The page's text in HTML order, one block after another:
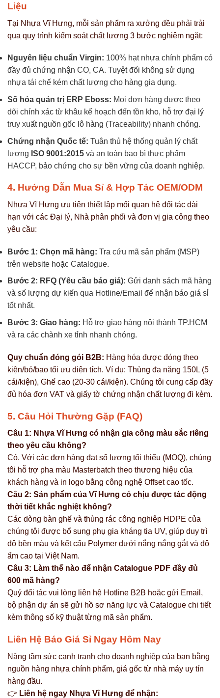
Liệu
Tại Nhựa Vĩ Hưng, mỗi sản phẩm ra xưởng đều phải trải
qua quy trình kiểm soát chất lượng 3 bước nghiêm ngặt:
Nguyên liệu chuẩn Virgin: 100% hạt nhựa chính phẩm có
đầy đủ chứng nhận CO, CA. Tuyệt đối không sử dụng
nhựa tái chế kém chất lượng cho hàng gia dụng.
Số hóa quản trị ERP Eboss: Mọi đơn hàng được theo
dõi chính xác từ khâu kế hoạch đến tồn kho, hỗ trợ đại lý
truy xuất nguồn gốc lô hàng (Traceability) nhanh chóng.
Chứng nhận Quốc tế: Tuân thủ hệ thống quản lý chất
lượng ISO 9001:2015 và an toàn bao bì thực phẩm
HACCP, bảo chứng cho sự bền vững của doanh nghiệp.
4. Hướng Dẫn Mua Sỉ & Hợp Tác OEM/ODM
Nhựa Vĩ Hưng ưu tiên thiết lập mối quan hệ đối tác dài
hạn với các Đại lý, Nhà phân phối và đơn vị gia công theo
yêu cầu:
Bước 1: Chọn mã hàng: Tra cứu mã sản phẩm (MSP)
trên website hoặc Catalogue.
Bước 2: RFQ (Yêu cầu báo giá): Gửi danh sách mã hàng
và số lượng dự kiến qua Hotline/Email để nhận báo giá sỉ
tốt nhất.
Bước 3: Giao hàng: Hỗ trợ giao hàng nội thành TP.HCM
và ra các chành xe tỉnh nhanh chóng.
Quy chuẩn đóng gói B2B: Hàng hóa được đóng theo
kiện/bó/bao tối ưu diện tích. Ví dụ: Thùng đa năng 150L (5
cái/kiện), Ghế cao (20-30 cái/kiện). Chúng tôi cung cấp đầy
đủ hóa đơn VAT và giấy tờ chứng nhận chất lượng đi kèm.
5. Câu Hỏi Thường Gặp (FAQ)
Câu 1: Nhựa Vĩ Hưng có nhận gia công màu sắc riêng
theo yêu cầu không?
Có. Với các đơn hàng đạt số lượng tối thiểu (MOQ), chúng
tôi hỗ trợ pha màu Masterbatch theo thương hiệu của
khách hàng và in logo bằng công nghệ Offset cao tốc.
Câu 2: Sản phẩm của Vĩ Hưng có chịu được tác động
thời tiết khắc nghiệt không?
Các dòng bàn ghế và thùng rác công nghiệp HDPE của
chúng tôi được bổ sung phụ gia kháng tia UV, giúp duy trì
độ bền màu và kết cấu Polymer dưới nắng nắng gắt và độ
ẩm cao tại Việt Nam.
Câu 3: Làm thế nào để nhận Catalogue PDF đầy đủ
600 mã hàng?
Quý đối tác vui lòng liên hệ Hotline B2B hoặc gửi Email,
bộ phận dự án sẽ gửi hồ sơ năng lực và Catalogue chi tiết
kèm thông số kỹ thuật từng mã sản phẩm.
Liên Hệ Báo Giá Sỉ Ngay Hôm Nay
Nâng tầm sức cạnh tranh cho doanh nghiệp của bạn bằng
nguồn hàng nhựa chính phẩm, giá gốc từ nhà máy uy tín
hàng đầu.
👉 Liên hệ ngay Nhựa Vĩ Hưng để nhận: